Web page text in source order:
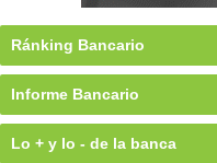
Ránking Bancario
Informe Bancario
Lo + y lo - de la banca